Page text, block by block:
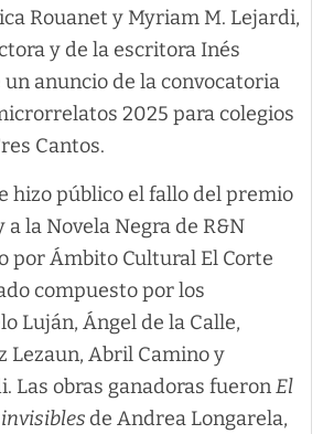
Rouanet y Myriam M. Lejardi,
y de la escritora Inés
un anuncio de la convocatoria
2025 para colegios
Cantos.
hizo público el fallo del premio
a la Novela Negra de R&N
por Ámbito Cultural El Corte
compuesto por los
Luján, Ángel de la Calle,
Lezaun, Abril Camino y
Las obras ganadoras fueronEl
de Andrea Longarela,